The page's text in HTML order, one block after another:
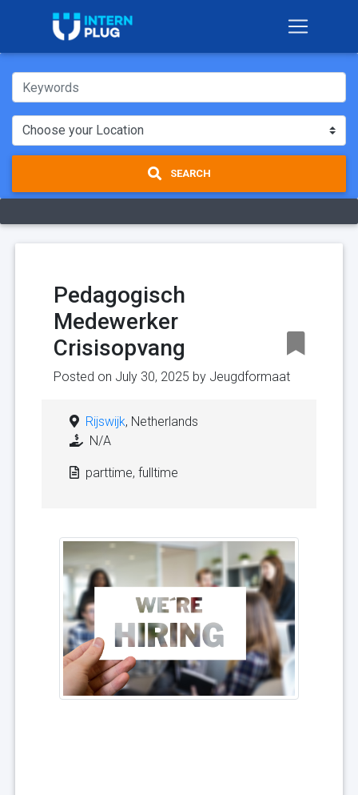
SEARCH
Pedagogisch
Medewerker
Crisisopvang
Posted on July 30, 2025 by Jeugdformaat
Rijswijk, Netherlands
N/A
parttime, fulltime